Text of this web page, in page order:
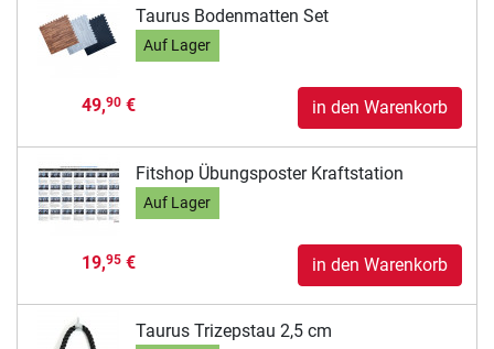
Taurus Bodenmatten Set
Auf Lager
49,90€ in den Warenkorb
Fitshop Übungsposter Kraftstation
Auf Lager
19,95€ in den Warenkorb
Taurus Trizepstau 2,5 cm